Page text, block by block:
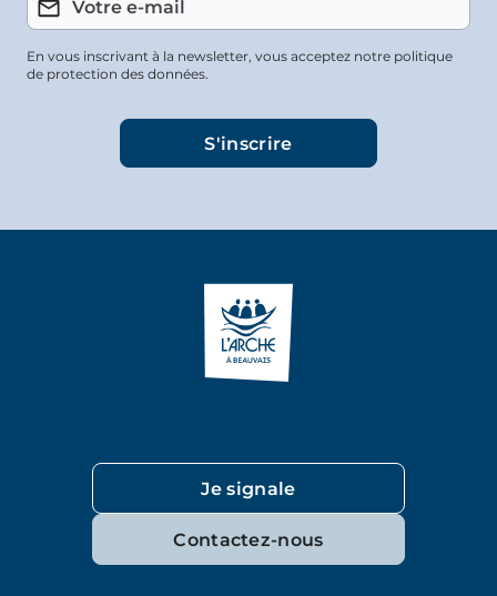
En vous inscrivant à la newsletter, vous acceptez notre politique
de protection des données.
Je signale
Contactez-nous